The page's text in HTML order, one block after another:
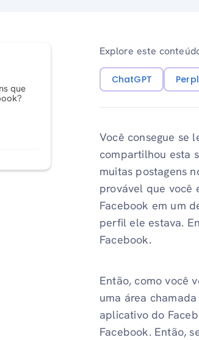
que
Explore este
ChatGPT
Você consegue se
compartilhou esta
muitas postagens
provável que você
Facebook em um
perfil ele estava.
Facebook.
Então, como você
uma área chamada
aplicativo do
Facebook. Então,